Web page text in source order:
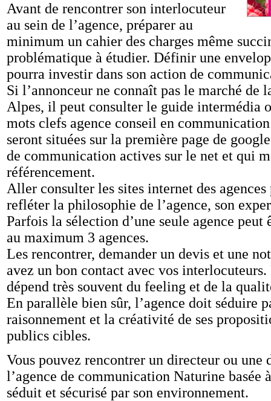
Avant de rencontrer son interlocuteur
au sein de l’agence, préparer au
minimum un cahier des charges même
problématique à étudier. Définir une
pourra investir dans son action de
Si l’annonceur ne connaît pas le marché de
Alpes, il peut consulter le guide intermédia
mots clefs agence conseil en
seront situées sur la première page de
de communication actives sur le net et qui
référencement.
Aller consulter les sites internet des
refléter la philosophie de l’agence, son
Parfois la sélection d’une seule agence
au maximum 3 agences.
Les rencontrer, demander un devis et une
avez un bon contact avec vos
dépend très souvent du feeling et de la
En parallèle bien sûr, l’agence doit séduire
raisonnement et la créativité de ses
publics cibles.
Vous pouvez rencontrer un directeur ou
l’agence de communication Naturine basée
séduit et sécurisé par son environnement.